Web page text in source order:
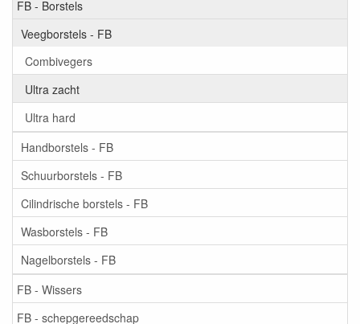
FB - Borstels
Veegborstels - FB
Combivegers
Ultra zacht
Ultra hard
Handborstels - FB
Schuurborstels - FB
Cilindrische borstels - FB
Wasborstels - FB
Nagelborstels - FB
FB - Wissers
FB - schepgereedschap